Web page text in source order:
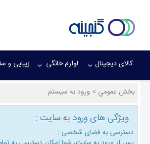
کالای دیجیتال لوازم خانگی زیبایی و
بخش عمومي > ورود به سیستم
ویژگی های ورود به سایت :
دسترسی به فضای شخصی :